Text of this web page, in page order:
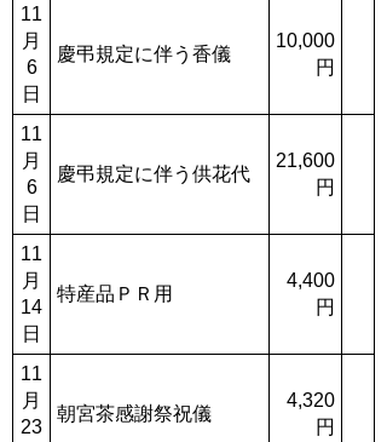
11
月
6
日
慶弔規定に伴う香儀
10,000
円
11
月
6
日
慶弔規定に伴う供花代
21,600
円
11
月
14
日
特産品ＰＲ用
4,400
円
11
月
23
朝宮茶感謝祭祝儀
4,320
円